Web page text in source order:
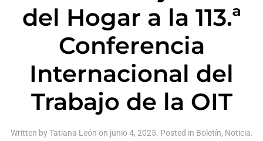
del Hogar a la 113.ª
Conferencia
Internacional del
Trabajo de la OIT
Written byTatiana León on junio 4, 2025. Posted in Boletín, Noticia.